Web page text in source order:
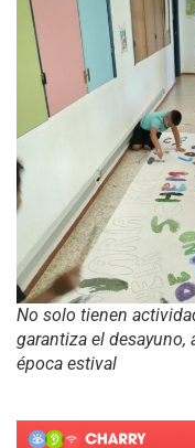
No solo tienen
garantiza el desayuno,
época estival